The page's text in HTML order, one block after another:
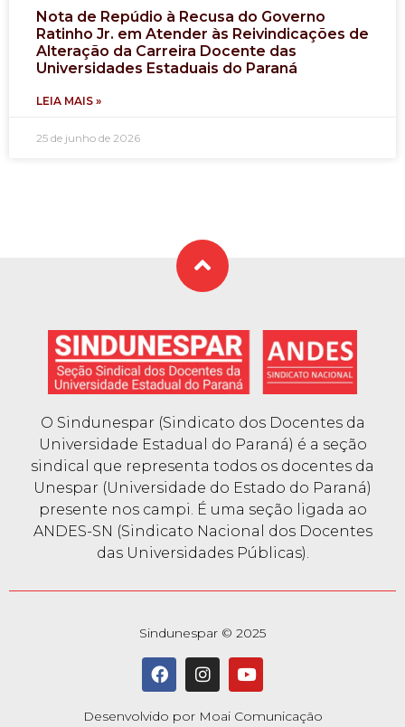
Nota de Repúdio à Recusa do Governo
Ratinho Jr. em Atender às Reivindicações de
Alteração da Carreira Docente das
Universidades Estaduais do Paraná
LEIA MAIS »
25 de junho de 2026
O Sindunespar (Sindicato dos Docentes da
Universidade Estadual do Paraná) é a seção
sindical que representa todos os docentes da
Unespar (Universidade do Estado do Paraná)
presente nos campi. É uma seção ligada ao
ANDES-SN (Sindicato Nacional dos Docentes
das Universidades Públicas).
Sindunespar © 2025
Desenvolvido por Moai Comunicação